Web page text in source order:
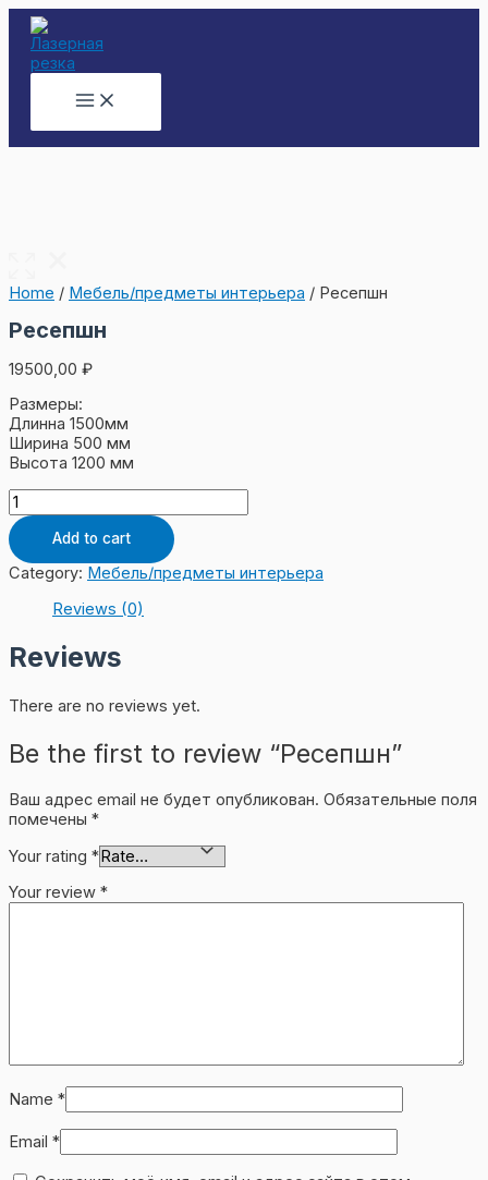
Перейти
содержимому
Main
Menu
Home / Мебель/предметы интерьера / Ресепшн
Ресепшн
19500,00 ₽
Размеры:
Длинна 1500мм
Ширина 500 мм
Высота 1200 мм
Ресепшн
quantity
Add to cart
Category: Мебель/предметы интерьера
Reviews (0)
Reviews
There are no reviews yet.
Be the first to review “Ресепшн”
Ваш адрес email не будет опубликован. Обязательные поля
помечены *
Your rating *
Your review *
Name *
Email *